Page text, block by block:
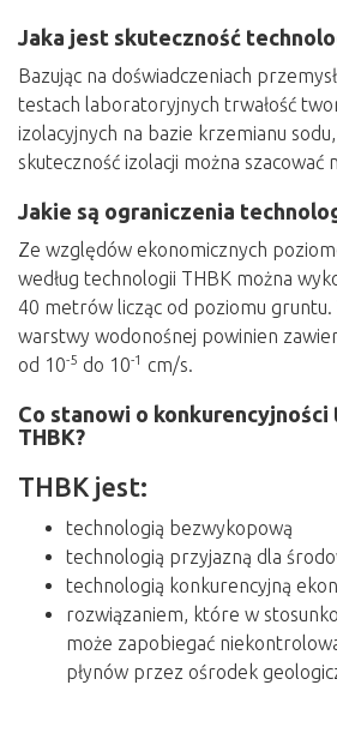
Jaka jest skuteczność
Bazując na doświadczeniach
testach laboratoryjnych trwałość
izolacyjnych na bazie krzemianu
skuteczność izolacji można szacować
Jakie są ograniczenia
Ze względów ekonomicznych
według technologii THBK można
40 metrów licząc od poziomu gruntu.
warstwy wodonośnej powinien
od 10-5 do 10-1 cm/s.
Co stanowi o
THBK?
THBK jest:
technologią bezwykopową
technologią przyjazną dla
technologią konkurencyjną
rozwiązaniem, które w
może zapobiegać
płynów przez ośrodek